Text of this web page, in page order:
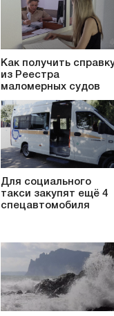
Как получить
из Реестра
маломерных судов
Для социального
такси закупят ещё 4
спецавтомобиля